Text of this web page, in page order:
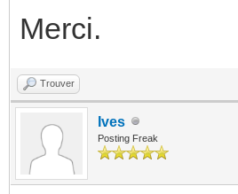
Merci.
Trouver
Ives
Posting Freak